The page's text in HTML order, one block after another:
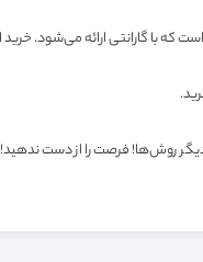
روش‌ها! فرصت را از دست ندهید!